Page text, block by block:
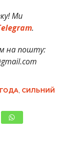
Ми
.
на пошту:
СИЛЬНИЙ